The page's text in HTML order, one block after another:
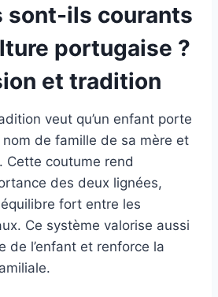
sont-ils courants
portugaise ?
et tradition
veut qu’un enfant porte
de famille de sa mère et
Cette coutume rend
des deux lignées,
fort entre les
Ce système valorise aussi
de l’enfant et renforce la